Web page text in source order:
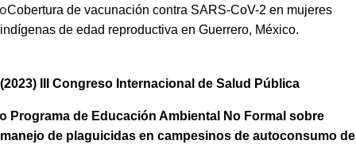
oCobertura de vacunación contra SARS-CoV-2 en mujeres
indígenas de edad reproductiva en Guerrero, México.
(2023) III Congreso Internacional de Salud Pública
o Programa de Educación Ambiental No Formal sobre
manejo de plaguicidas en campesinos de autoconsumo de